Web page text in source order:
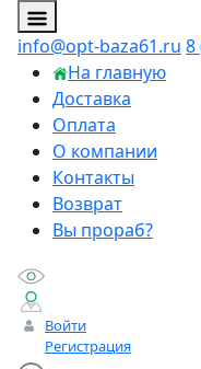
info@opt-baza61.ru 8
На главную
Доставка
Оплата
О компании
Контакты
Возврат
Вы прораб?
Войти
Регистрация